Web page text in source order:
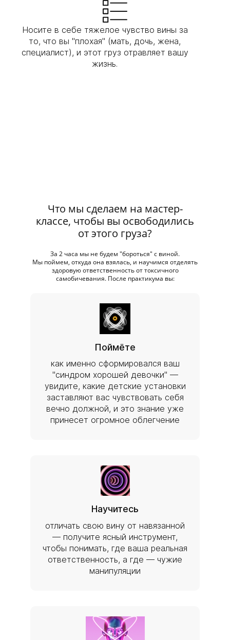
Носите в себе тяжелое чувство вины за
то, что вы "плохая" (мать, дочь, жена,
специалист), и этот груз отравляет вашу
жизнь.
Что мы сделаем на мастер-
классе, чтобы вы освободились
от этого груза?
За 2 часа мы не будем "бороться" с виной.
Мы поймем, откуда она взялась, и научимся отделять
здоровую ответственность от токсичного
самобичевания. После практикума вы:
Поймёте
как именно сформировался ваш
"синдром хорошей девочки" —
увидите, какие детские установки
заставляют вас чувствовать себя
вечно должной, и это знание уже
принесет огромное облегчение
Научитесь
отличать свою вину от навязанной
— получите ясный инструмент,
чтобы понимать, где ваша реальная
ответственность, а где — чужие
манипуляции